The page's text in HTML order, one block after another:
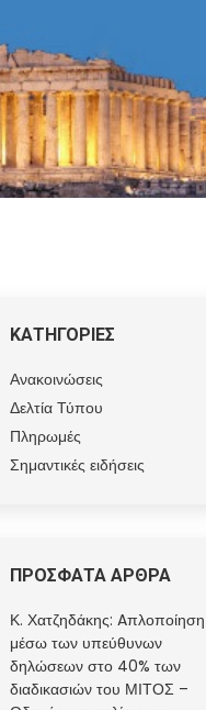
ΚΑΤΗΓΟΡΙΕΣ
Ανακοινώσεις
Δελτία Τύπου
Πληρωμές
Σημαντικές ειδήσεις
ΠΡΟΣΦΑΤΑ ΑΡΘΡΑ
Κ. Χατζηδάκης: Aπλοποίηση
μέσω των υπεύθυνων
δηλώσεων στο 40% των
διαδικασιών του ΜΙΤΟΣ –